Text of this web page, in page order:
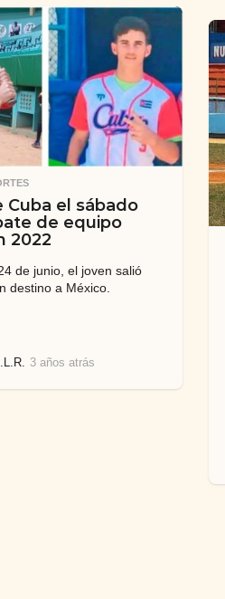
r
á
s
Cuba el sábado
de equipo
2022
de junio, el joven salió
destino a México.
3 años atrás